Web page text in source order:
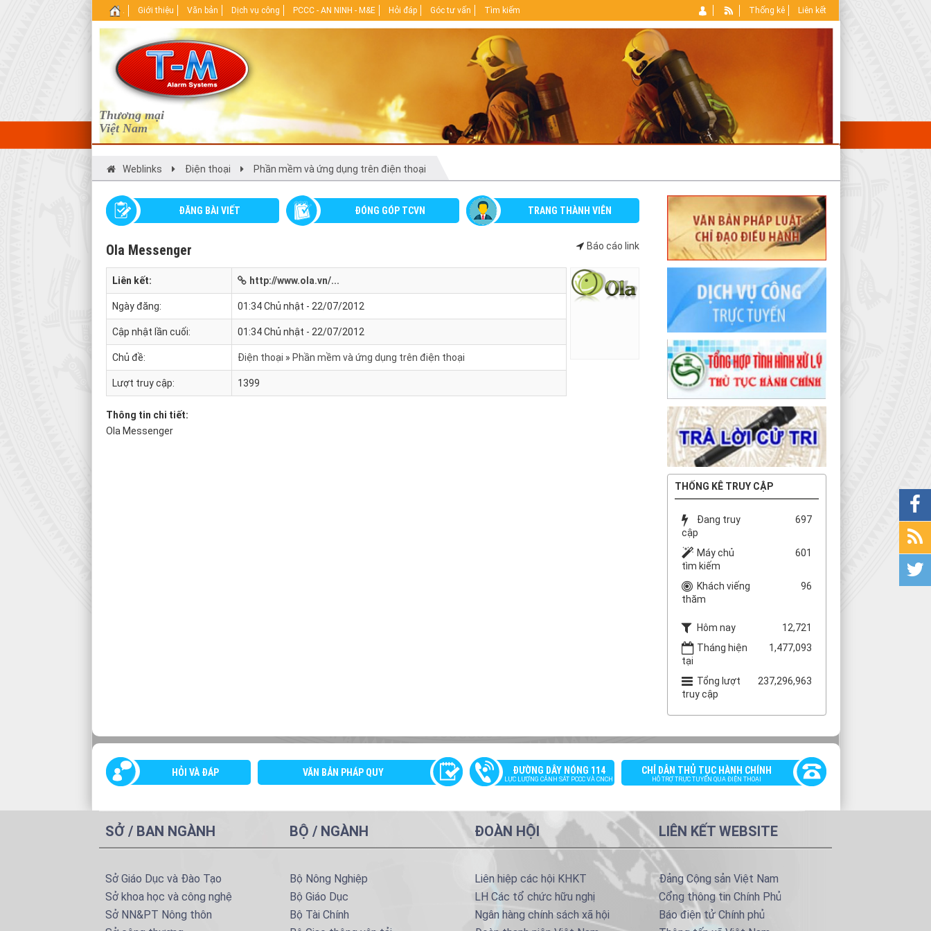
Thương mại
Việt Nam
. Giới thiệu Văn bản Dịch vụ công PCCC - AN NINH - M&E Hỏi đáp Góc tư vấn Tìm kiếm Thống kê Liên kết
Weblinks Điện thoại Phần mềm và ứng dụng trên điện thoại
ĐĂNG BÀI VIẾT ĐÓNG GÓP TCVN TRANG THÀNH VIÊN
Báo cáo link
Ola Messenger
Liên kết: http://www.ola.vn/...
Ngày đăng: 01:34 Chủ nhật - 22/07/2012
Cập nhật lần cuối: 01:34 Chủ nhật - 22/07/2012
Chủ đề: Điện thoại Phần mềm và ứng dụng trên điện thoại
Lượt truy cập: 1399
Thông tin chi tiết:
Ola Messenger
THỐNG KÊ TRUY CẬP
Đang truy
cập
697
Máy chủ
tìm kiếm
601
Khách viếng
thăm
96
Hôm nay
12,721
Tháng hiện
tại
1,477,093
Tổng lượt
truy cập
237,296,963
HỎI VÀ ĐÁP VĂN BẢN PHÁP QUY ĐƯỜNG DÂY NÓNG 114
LỰC LƯỢNG CẢNH SÁT PCCC VÀ CNCH
CHỈ DẪN THỦ TỤC HÀNH CHÍNH
HỖ TRỢ TRỰC TUYẾN QUA ĐIỆN THOẠI
SỞ / BAN NGÀNH
Sở Giáo Dục và Đào Tạo
Sở khoa học và công nghệ
Sở NN&PT Nông thôn
BỘ / NGÀNH
Bộ Nông Nghiệp
Bộ Giáo Dục
Bộ Tài Chính
ĐOÀN HỘI
Liên hiệp các hội KHKT
LH Các tổ chức hữu nghị
Ngân hàng chính sách xã hội
LIÊN KẾT WEBSITE
Đảng Cộng sản Việt Nam
Cổng thông tin Chính Phủ
Báo điện tử Chính phủ